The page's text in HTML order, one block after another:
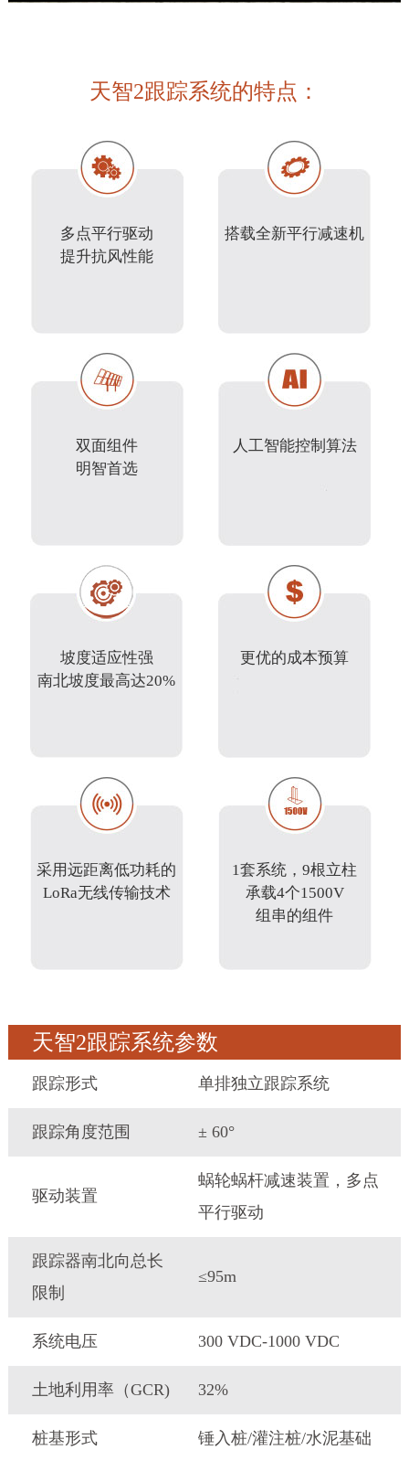
天智2跟踪系统的特点：
多点平行驱动
提升抗风性能
搭载全新平行减速机
双面组件
明智首选
人工智能控制算法
坡度适应性强
南北坡度最高达20%
更优的成本预算
采用远距离低功耗的
LoRa无线传输技术
1套系统，9根立柱
承载4个1500V
组串的组件
天智2跟踪系统参数
跟踪形式 单排独立跟踪系统
跟踪角度范围 ± 60°
驱动装置
蜗轮蜗杆减速装置，多点
平行驱动
跟踪器南北向总长
限制
≤95m
系统电压 300 VDC-1000 VDC
土地利用率（GCR) 32%
桩基形式 锤入桩/灌注桩/水泥基础